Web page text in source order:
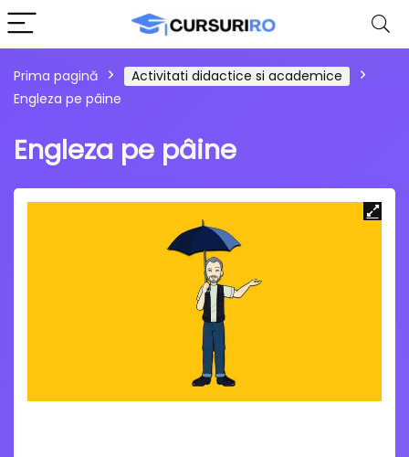
Prima pagină
Activitati didactice si academice
Engleza pe pâine
Engleza pe pâine